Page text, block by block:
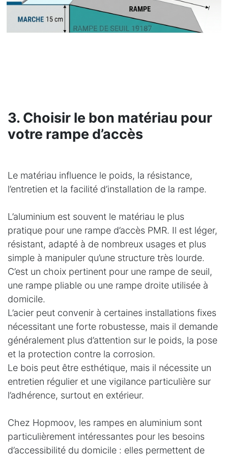
3. Choisir le bon matériau pour
votre rampe d’accès
Le matériau influence le poids, la résistance,
l’entretien et la facilité d’installation de la rampe.
L’aluminium est souvent le matériau le plus
pratique pour une rampe d’accès PMR. Il est léger,
résistant, adapté à de nombreux usages et plus
simple à manipuler qu’une structure très lourde.
C’est un choix pertinent pour une rampe de seuil,
une rampe pliable ou une rampe droite utilisée à
domicile.
L’acier peut convenir à certaines installations fixes
nécessitant une forte robustesse, mais il demande
généralement plus d’attention sur le poids, la pose
et la protection contre la corrosion.
Le bois peut être esthétique, mais il nécessite un
entretien régulier et une vigilance particulière sur
l’adhérence, surtout en extérieur.
Chez Hopmoov, les rampes en aluminium sont
particulièrement intéressantes pour les besoins
d’accessibilité du domicile : elles permettent de